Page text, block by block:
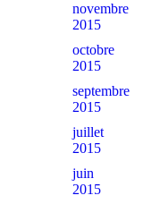
novembre
2015
octobre
2015
septembre
2015
juillet
2015
juin
2015